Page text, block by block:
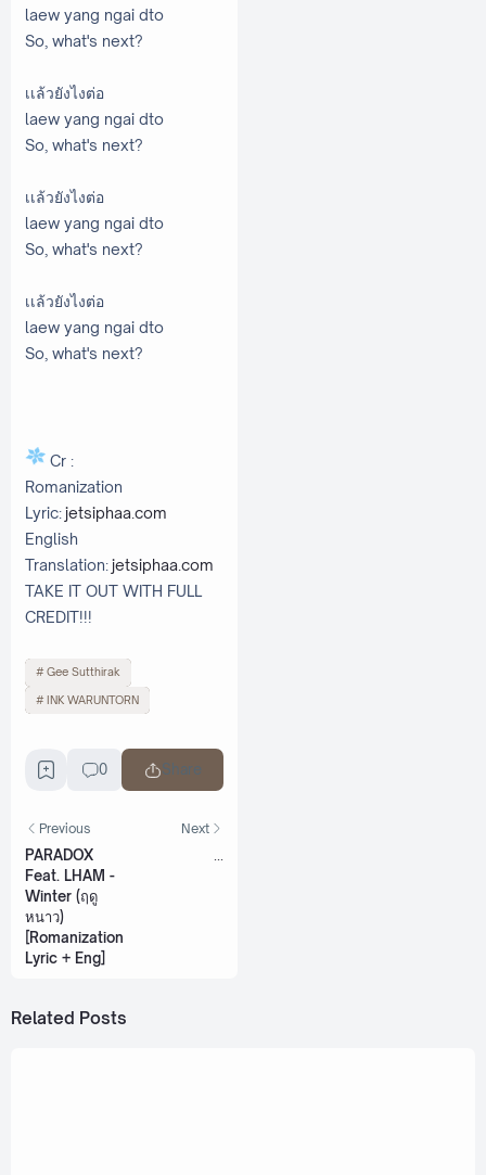
laew yang ngai dto
So, what's next?
เเล้วยังไงต่อ
laew yang ngai dto
So, what's next?
เเล้วยังไงต่อ
laew yang ngai dto
So, what's next?
เเล้วยังไงต่อ
laew yang ngai dto
So, what's next?
Cr :
Romanization
Lyric:jetsiphaa.com
English
Translation:jetsiphaa.com
TAKE IT OUT WITH FULL
CREDIT!!!
Gee Sutthirak
INK WARUNTORN
0 Share
Previous
PARADOX
Feat. LHAM -
Winter (ฤดู
หนาว)
[Romanization
Lyric + Eng]
Next
Related Posts